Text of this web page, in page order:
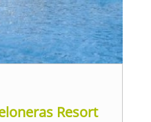
Resort